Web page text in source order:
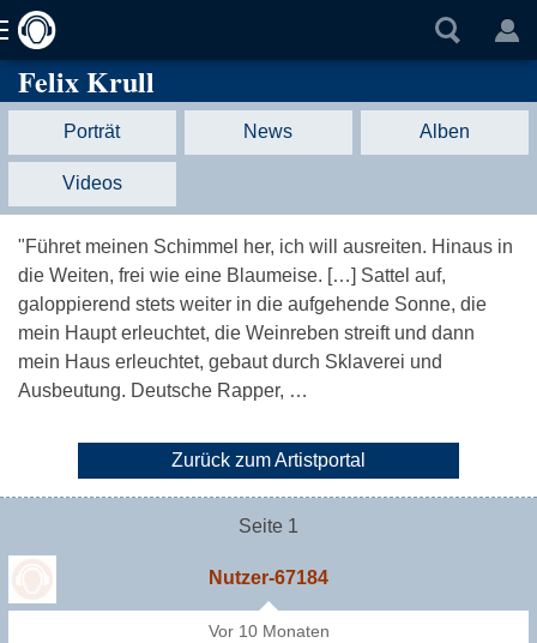
Felix Krull
Porträt News Alben
Videos
"Führet meinen Schimmel her, ich will ausreiten. Hinaus in
die Weiten, frei wie eine Blaumeise. […] Sattel auf,
galoppierend stets weiter in die aufgehende Sonne, die
mein Haupt erleuchtet, die Weinreben streift und dann
mein Haus erleuchtet, gebaut durch Sklaverei und
Ausbeutung. Deutsche Rapper, …
Zurück zum Artistportal
Seite 1
Nutzer-67184
Vor 10 Monaten